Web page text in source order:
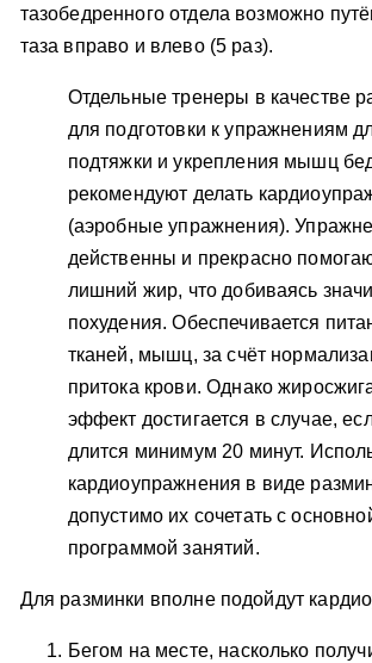
тазобедренного отдела возможно
таза вправо и влево (5 раз).
Отдельные тренеры в качестве
для подготовки к упражнениям
подтяжки и укрепления мышц
рекомендуют делать
(аэробные упражнения).
действенны и прекрасно
лишний жир, что добиваясь
похудения. Обеспечивается
тканей, мышц, за счёт
притока крови. Однако
эффект достигается в случае,
длится минимум 20 минут.
кардиоупражнения в виде
допустимо их сочетать с
программой занятий.
Для разминки вполне подойдут
Бегом на месте, насколько